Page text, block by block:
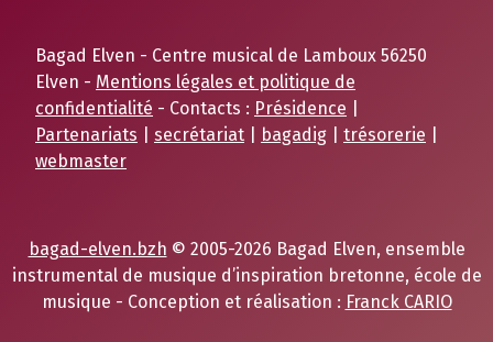
Bagad Elven - Centre musical de Lamboux 56250
Elven - Mentions légales et politique de
confidentialité - Contacts : Présidence
Partenariats
secrétariat bagadig trésorerie
webmaster
bagad-elven.bzh © 2005-2026 Bagad Elven, ensemble
instrumental de musique d’inspiration bretonne, école de
musique - Conception et réalisation : Franck CARIO